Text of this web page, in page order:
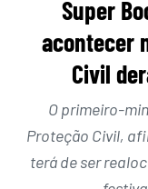
Super
acontecer
Civil
O primeiro-
Proteção Civil,
terá de ser